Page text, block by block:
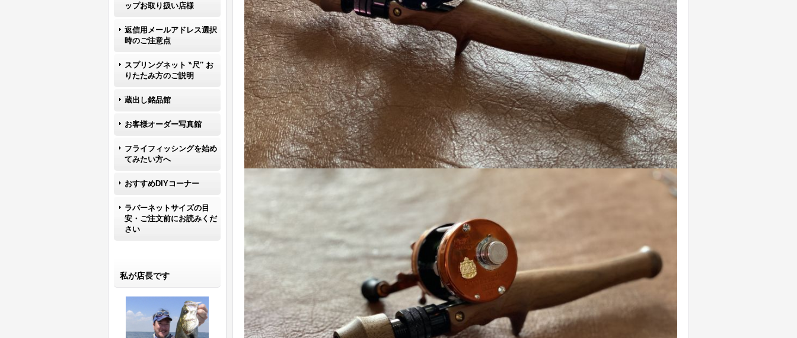
ップお取り扱い店様
返信用メールアドレス選択
時のご注意点
スプリングネット ‶尺″ お
りたたみ方のご説明
蔵出し銘品館
お客様オーダー写真館
フライフィッシングを始め
てみたい方へ
おすすめDIYコーナー
ラバーネットサイズの目
安・ご注文前にお読みくだ
さい
私が店長です